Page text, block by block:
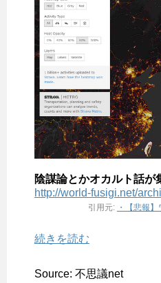
陰謀論とかオカルト話が
http://world-fusigi.net/
引用元: ・ 【悲報
続きを読む
Source: 不思議net